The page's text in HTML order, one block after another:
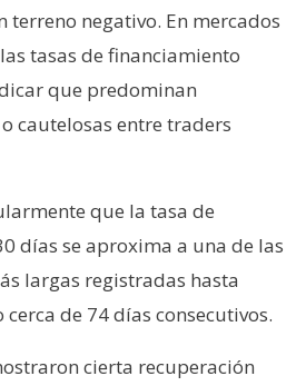
terreno negativo. En mercados
tasas de financiamiento
que predominan
cautelosas entre traders
que la tasa de
días se aproxima a una de las
largas registradas hasta
de 74 días consecutivos.
cierta recuperación